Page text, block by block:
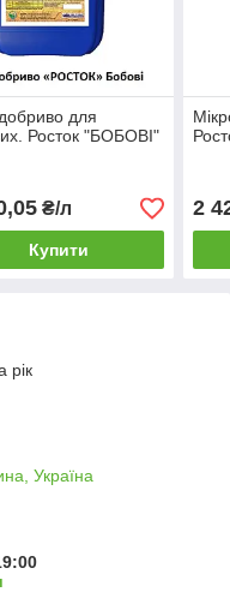
для
Росток "БОБОВІ"
₴/л
Купити
2
рік
Україна